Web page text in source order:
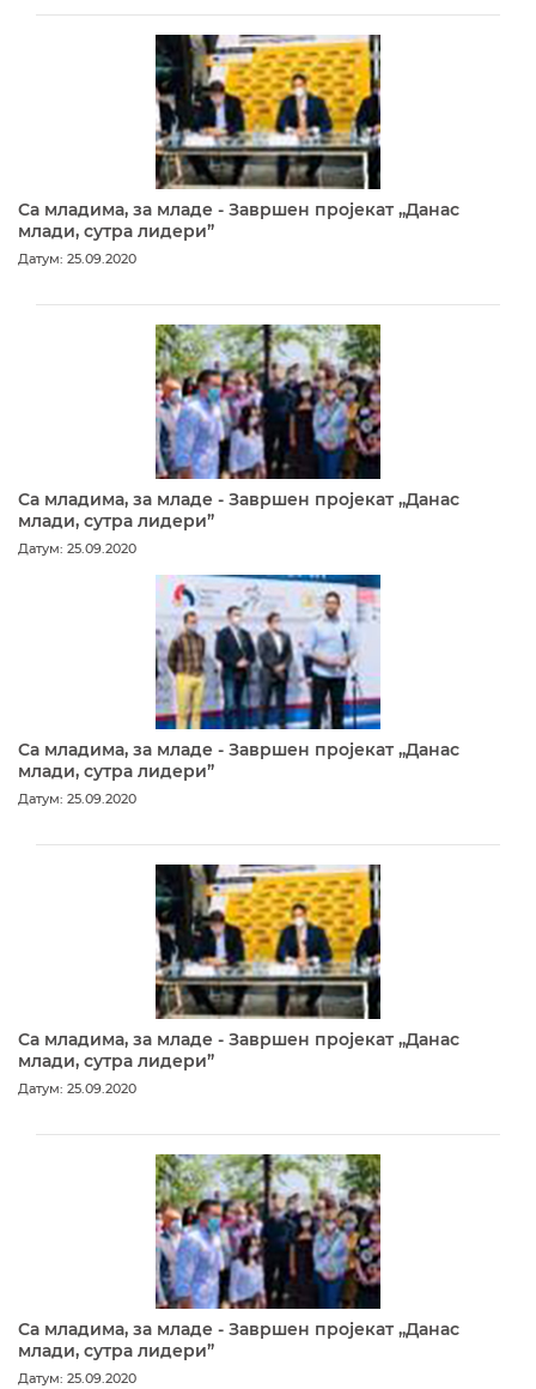
Са младима, за младе - Завршен пројекат „Данас
млади, сутра лидери”
Датум: 25.09.2020
Са младима, за младе - Завршен пројекат „Данас
млади, сутра лидери”
Датум: 25.09.2020
Са младима, за младе - Завршен пројекат „Данас
млади, сутра лидери”
Датум: 25.09.2020
Са младима, за младе - Завршен пројекат „Данас
млади, сутра лидери”
Датум: 25.09.2020
Са младима, за младе - Завршен пројекат „Данас
млади, сутра лидери”
Датум: 25.09.2020